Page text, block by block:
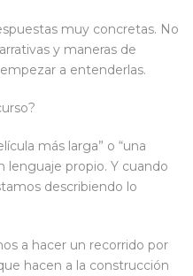
muy concretas. No
y maneras de
a entenderlas.
más larga” o “una
lenguaje propio. Y cuando
describiendo lo
a hacer un recorrido por
hacen a la construcción